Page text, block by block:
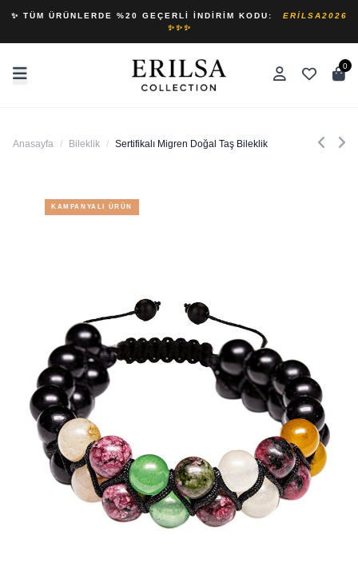
✨ TÜM ÜRÜNLERDE %20 GEÇERLI İNDIRIM KODU:
ERILSA2026
✨✨✨
0
Anasayfa / Bileklik / Sertifikalı Migren Doğal Taş Bileklik
KAMPANYALI ÜRÜN